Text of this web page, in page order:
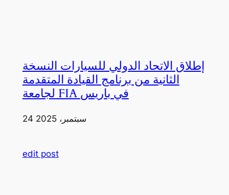
إطلاق الاتحاد الدولي للسيارات النسخة
الثانية من برنامج القيادة المتقدمة
لجامعة FIA في باريس
24 سبتمبر، 2025
edit post